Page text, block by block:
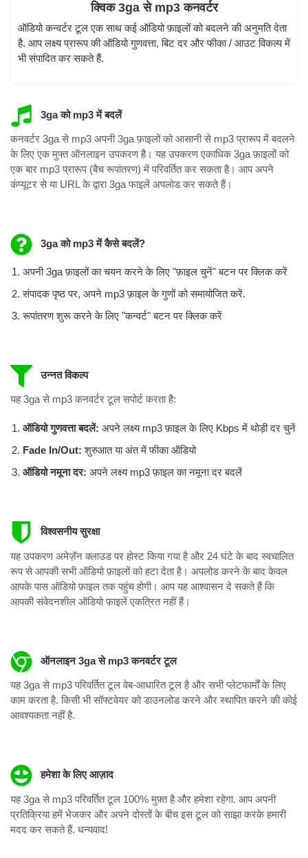
क्विक 3ga से mp3 कनवर्टर
ऑडियो कन्वर्टर टूल एक साथ कई ऑडियो फ़ाइलों को बदलने की अनुमति देता
है. आप लक्ष्य प्रारूप की ऑडियो गुणवत्ता, बिट दर और फीका / आउट विकल्प में
भी संपादित कर सकते हैं.
3ga को mp3 में बदलें
कनवर्टर 3ga से mp3 अपनी 3ga फ़ाइलों को आसानी से mp3 प्रारूप में बदलने
के लिए एक मुफ्त ऑनलाइन उपकरण है। यह उपकरण एकाधिक 3ga फ़ाइलों को
एक बार mp3 प्रारूप (बैच रूपांतरण) में परिवर्तित कर सकता है। आप अपने
कंप्यूटर से या URL के द्वारा 3ga फाइलें अपलोड कर सकते हैं।
3ga को mp3 में कैसे बदलें?
अपनी 3ga फ़ाइलों का चयन करने के लिए "फ़ाइल चुनें" बटन पर क्लिक करें
संपादक पृष्ठ पर, अपने mp3 फ़ाइल के गुणों को समायोजित करें.
रूपांतरण शुरू करने के लिए "कन्वर्ट" बटन पर क्लिक करें
उन्नत विकल्प
यह 3ga से mp3 कनवर्टर टूल सपोर्ट करता है:
ऑडियो गुणवत्ता बदलें: अपने लक्ष्य mp3 फ़ाइल के लिए Kbps में थोड़ी दर चुनें
Fade In/Out:शुरुआत या अंत में फीका ऑडियो
ऑडियो नमूना दर: अपने लक्ष्य mp3 फ़ाइल का नमूना दर बदलें
विश्वसनीय सुरक्षा
यह उपकरण अमेज़ॅन क्लाउड पर होस्ट किया गया है और 24 घंटे के बाद स्वचालित
रूप से आपकी सभी ऑडियो फ़ाइलों को हटा देता है। अपलोड करने के बाद केवल
आपके पास ऑडियो फ़ाइल तक पहुंच होगी। आप यह आश्वासन दे सकते हैं कि
आपकी संवेदनशील ऑडियो फ़ाइलें एकत्रित नहीं हैं।
ऑनलाइन 3ga से mp3 कनवर्टर टूल
यह 3ga से mp3 परिवर्तित टूल वेब-आधारित टूल है और सभी प्लेटफार्मों के लिए
काम करता है. किसी भी सॉफ्टवेयर को डाउनलोड करने और स्थापित करने की कोई
आवश्यकता नहीं है.
हमेशा के लिए आज़ाद
यह 3ga से mp3 परिवर्तित टूल 100% मुफ़्त है और हमेशा रहेगा. आप अपनी
प्रतिक्रिया हमें भेजकर और अपने दोस्तों के बीच इस टूल को साझा करके हमारी
मदद कर सकते हैं. धन्यवाद!